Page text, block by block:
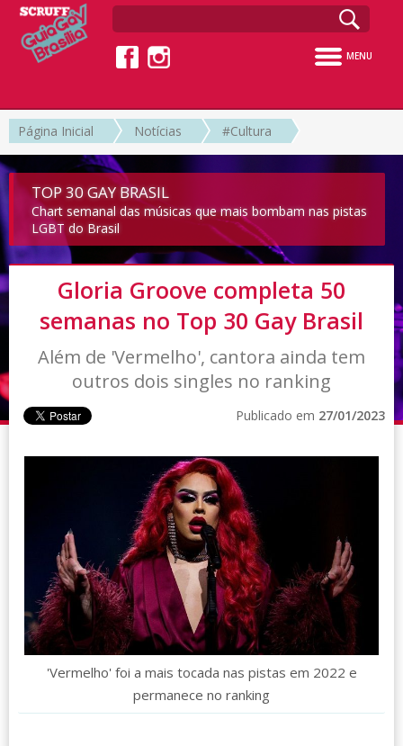
MENU
Página Inicial Notícias #Cultura
TOP 30 GAY BRASIL
Chart semanal das músicas que mais bombam nas pistas
LGBT do Brasil
Gloria Groove completa 50
semanas no Top 30 Gay Brasil
Além de 'Vermelho', cantora ainda tem
outros dois singles no ranking
Publicado em 27/01/2023
'Vermelho' foi a mais tocada nas pistas em 2022 e
permanece no ranking